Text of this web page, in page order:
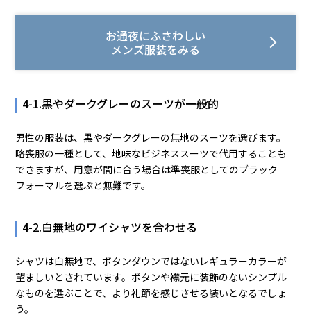
お通夜にふさわしい
メンズ服装をみる
4-1.黒やダークグレーのスーツが一般的
男性の服装は、黒やダークグレーの無地のスーツを選びます。
略喪服の一種として、地味なビジネススーツで代用することも
できますが、用意が間に合う場合は準喪服としてのブラック
フォーマルを選ぶと無難です。
4-2.白無地のワイシャツを合わせる
シャツは白無地で、ボタンダウンではないレギュラーカラーが
望ましいとされています。ボタンや襟元に装飾のないシンプル
なものを選ぶことで、より礼節を感じさせる装いとなるでしょ
う。